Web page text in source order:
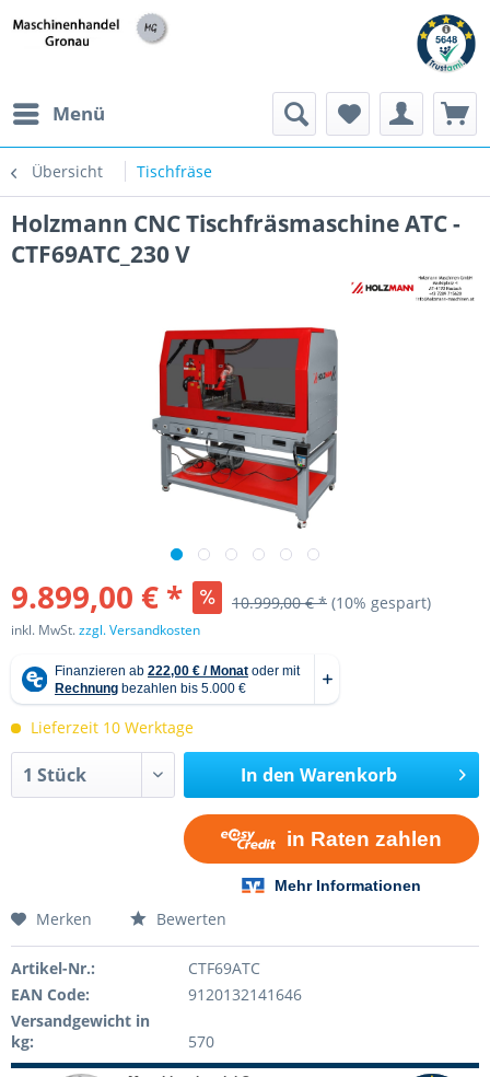
Menü
Übersicht Tischfräse
Holzmann CNC Tischfräsmaschine ATC -
CTF69ATC_230 V
9.899,00 € * 10.999,00 € * (10% gespart)
inkl. MwSt.zzgl. Versandkosten
Lieferzeit 10 Werktage
In den Warenkorb
Merken Bewerten
Artikel-Nr.:
CTF69ATC
EAN Code:
9120132141646
Versandgewicht in
kg:
570